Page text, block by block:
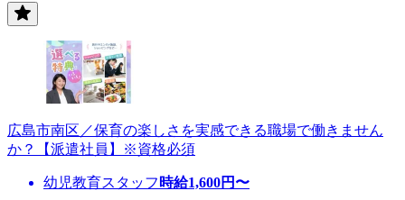
広島市南区／保育の楽しさを実感できる職場で働きません
か？【派遣社員】※資格必須
幼児教育スタッフ 時給1,600円〜